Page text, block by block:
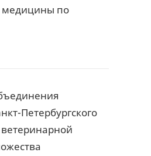
медицины по
Петербургского